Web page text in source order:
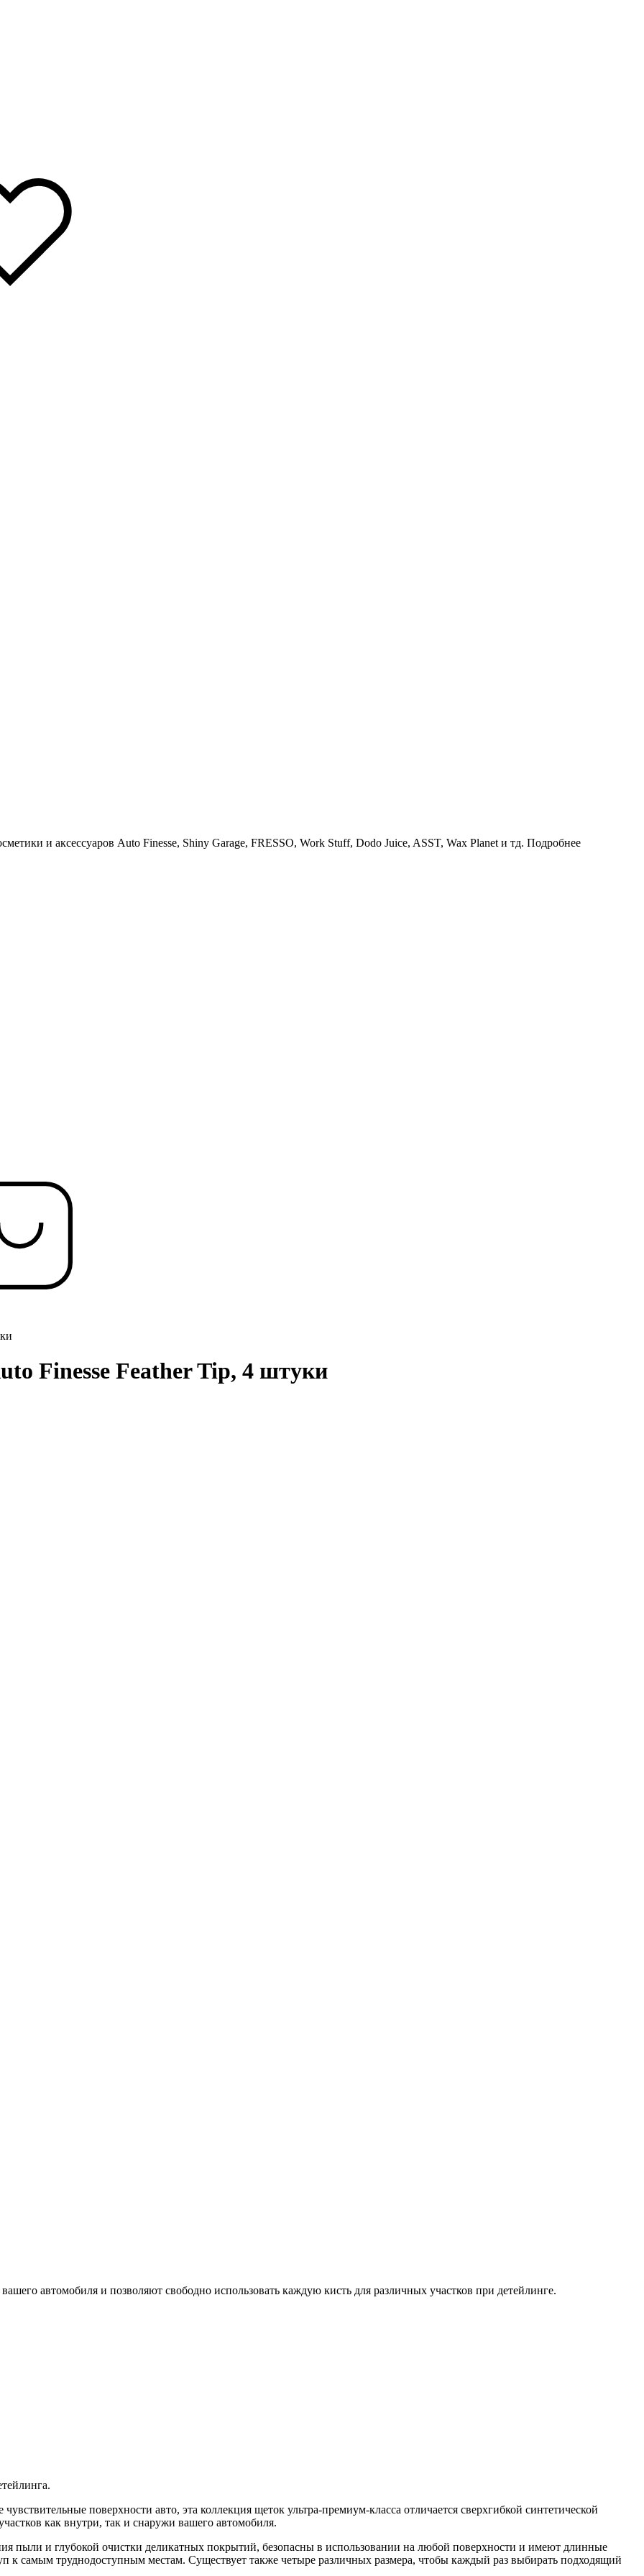
и аксессуаров Auto Finesse, Shiny Garage, FRESSO, Work Stuff, Dodo Juice, ASST, Wax Planet и тд. Подробнее
Finesse Feather Tip, 4 штуки
автомобиля и позволяют свободно использовать каждую кисть для различных участков при детейлинге.
поверхности авто, эта коллекция щеток ультра-премиум-класса отличается сверхгибкой синтетической
как внутри, так и снаружи вашего автомобиля.
пыли и глубокой очистки деликатных покрытий, безопасны в использовании на любой поверхности и имеют длинные
самым труднодоступным местам. Существует также четыре различных размера, чтобы каждый раз выбирать подходящий